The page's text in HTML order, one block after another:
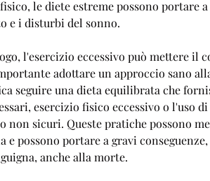
le diete estreme possono portare
e i disturbi del sonno.
l'esercizio eccessivo può mettere il
adottare un approccio sano
seguire una dieta equilibrata che
esercizio fisico eccessivo o l'uso
non sicuri. Queste pratiche possono
e possono portare a gravi
anche alla morte.